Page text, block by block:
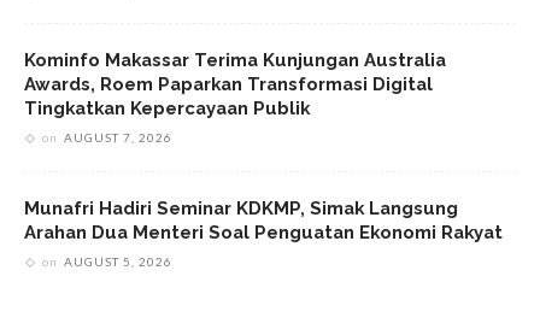
Kominfo Makassar Terima Kunjungan Australia
Awards, Roem Paparkan Transformasi Digital
Tingkatkan Kepercayaan Publik
on AUGUST 7, 2026
Munafri Hadiri Seminar KDKMP, Simak Langsung
Arahan Dua Menteri Soal Penguatan Ekonomi Rakyat
on AUGUST 5, 2026